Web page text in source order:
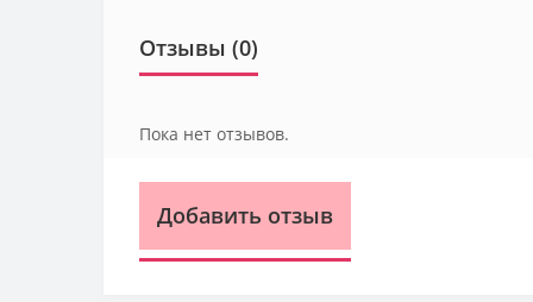
Отзывы (0)
Пока нет отзывов.
Добавить отзыв